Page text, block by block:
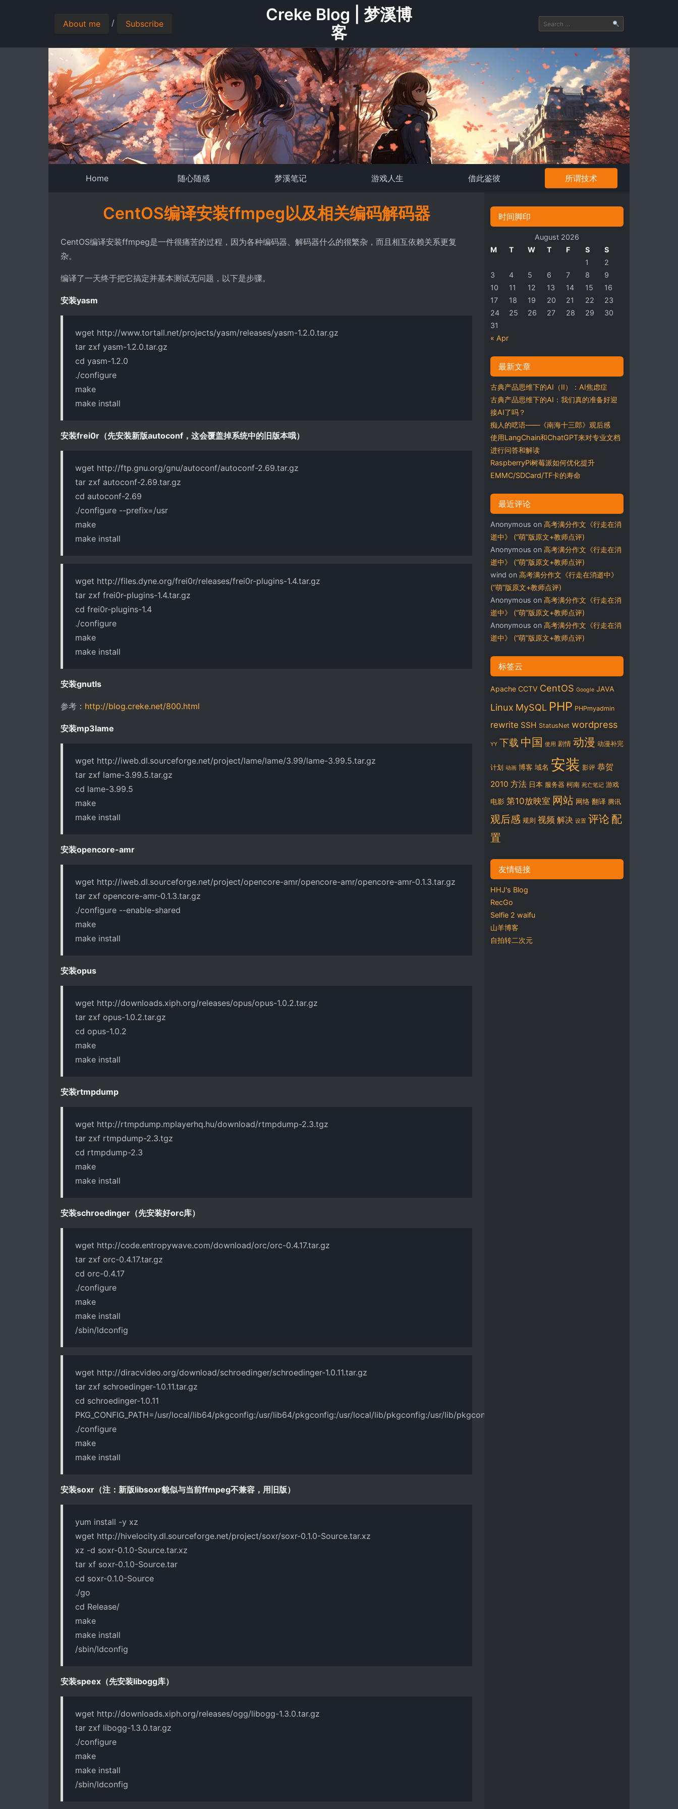
About me / Subscribe
Creke Blog | 梦溪博
客
Home 随心随感 梦溪笔记 游戏人生 借此鉴彼 所谓技术
CentOS编译安装ffmpeg以及相关编码解码器
CentOS编译安装ffmpeg是一件很痛苦的过程，因为各种编码器、解码器什么的很繁杂，而且相互依赖关系更复
杂。
编译了一天终于把它搞定并基本测试无问题，以下是步骤。
安装yasm
wget http://www.tortall.net/projects/yasm/releases/yasm-1.2.0.tar.gz
tar zxf yasm-1.2.0.tar.gz
cd yasm-1.2.0
./configure
make
make install
安装frei0r（先安装新版autoconf，这会覆盖掉系统中的旧版本哦）
wget http://ftp.gnu.org/gnu/autoconf/autoconf-2.69.tar.gz
tar zxf autoconf-2.69.tar.gz
cd autoconf-2.69
./configure --prefix=/usr
make
make install
wget http://files.dyne.org/frei0r/releases/frei0r-plugins-1.4.tar.gz
tar zxf frei0r-plugins-1.4.tar.gz
cd frei0r-plugins-1.4
./configure
make
make install
安装gnutls
参考： http://blog.creke.net/800.html
安装mp3lame
wget http://iweb.dl.sourceforge.net/project/lame/lame/3.99/lame-3.99.5.tar.gz
tar zxf lame-3.99.5.tar.gz
cd lame-3.99.5
make
make install
安装opencore-amr
wget http://iweb.dl.sourceforge.net/project/opencore-amr/opencore-amr/opencore-amr-0.1.3.tar.gz
tar zxf opencore-amr-0.1.3.tar.gz
./configure --enable-shared
make
make install
安装opus
wget http://downloads.xiph.org/releases/opus/opus-1.0.2.tar.gz
tar zxf opus-1.0.2.tar.gz
cd opus-1.0.2
make
make install
安装rtmpdump
wget http://rtmpdump.mplayerhq.hu/download/rtmpdump-2.3.tgz
tar zxf rtmpdump-2.3.tgz
cd rtmpdump-2.3
make
make install
安装schroedinger（先安装好orc库）
wget http://code.entropywave.com/download/orc/orc-0.4.17.tar.gz
tar zxf orc-0.4.17.tar.gz
cd orc-0.4.17
./configure
make
make install
/sbin/ldconfig
wget http://diracvideo.org/download/schroedinger/schroedinger-1.0.11.tar.gz
tar zxf schroedinger-1.0.11.tar.gz
cd schroedinger-1.0.11
PKG_CONFIG_PATH=/usr/local/lib64/pkgconfig:/usr/lib64/pkgconfig:/usr/local/lib/pkgconfig:/usr/lib/pkgconfig
./configure
make
make install
安装soxr （注：新版libsoxr貌似与当前ffmpeg不兼容，用旧版）
yum install -y xz
wget http://hivelocity.dl.sourceforge.net/project/soxr/soxr-0.1.0-Source.tar.xz
xz -d soxr-0.1.0-Source.tar.xz
tar xf soxr-0.1.0-Source.tar
cd soxr-0.1.0-Source
./go
cd Release/
make
make install
/sbin/ldconfig
安装speex（先安装libogg库）
wget http://downloads.xiph.org/releases/ogg/libogg-1.3.0.tar.gz
tar zxf libogg-1.3.0.tar.gz
./configure
make
make install
/sbin/ldconfig
时间脚印
August 2026
M
T W T F S S
« Apr
1
2
3
4 5 6 7 8
9
10
11 12 13 14 15
16
17
18 19 20 21 22
23
24
25 26 27 28 29
30
31
最新文章
古典产品思维下的AI（II）：AI焦虑症
古典产品思维下的AI：我们真的准备好迎
接AI了吗？
痴人的呓语——《南海十三郎》观后感
使用LangChain和ChatGPT来对专业文档
进行问答和解读
RaspberryPi树莓派如何优化提升
EMMC/SDCard/TF卡的寿命
最近评论
Anonymous on 高考满分作文《行走在消
逝中》 (“萌”版原文+教师点评)
Anonymous on 高考满分作文《行走在消
逝中》 (“萌”版原文+教师点评)
wind on 高考满分作文《行走在消逝中》
(“萌”版原文+教师点评)
Anonymous on 高考满分作文《行走在消
逝中》 (“萌”版原文+教师点评)
Anonymous on 高考满分作文《行走在消
逝中》 (“萌”版原文+教师点评)
标签云
Apache CCTV CentOS Google JAVA
Linux MySQL PHP PHPmyadmin
rewrite SSH StatusNet wordpress
YY 下载 中国 使用 剧情 动漫 动漫补完
计划 动画 博客 域名 安装 影评 恭贺
2010 方法 日本 服务器 柯南 死亡笔记 游戏
电影 第10放映室 网站 网络 翻译 腾讯
观后感 规则 视频 解决 设置 评论 配
置
友情链接
HHJ's Blog
RecGo
Selfie 2 waifu
山羊博客
自拍转二次元